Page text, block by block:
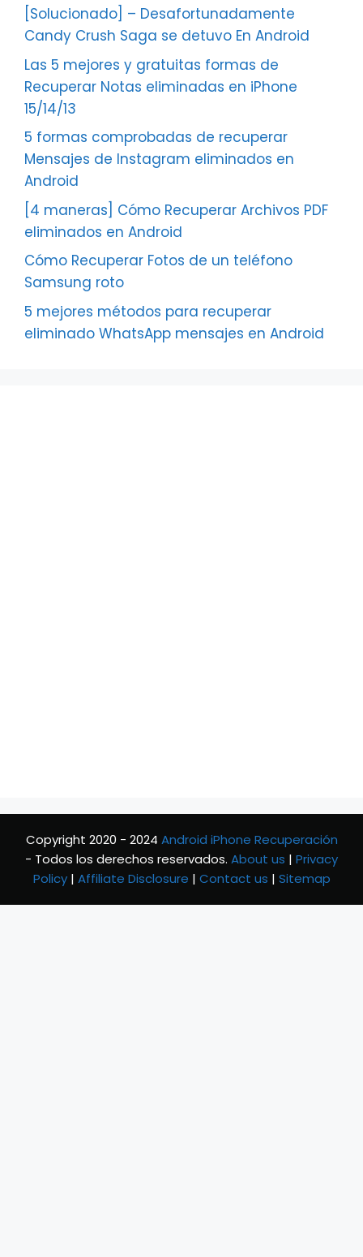
[Solucionado] – Desafortunadamente
Candy Crush Saga se detuvo En Android
Las 5 mejores y gratuitas formas de
Recuperar Notas eliminadas en iPhone
15/14/13
5 formas comprobadas de recuperar
Mensajes de Instagram eliminados en
Android
[4 maneras] Cómo Recuperar Archivos PDF
eliminados en Android
Cómo Recuperar Fotos de un teléfono
Samsung roto
5 mejores métodos para recuperar
eliminado WhatsApp mensajes en Android
Copyright 2020 - 2024 Android iPhone Recuperación
- Todos los derechos reservados. About us | Privacy
Policy | Affiliate Disclosure | Contact us | Sitemap